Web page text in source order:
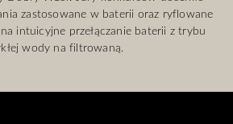
zastosowane w baterii oraz ryflowane
intuicyjne przełączanie baterii z trybu
wody na filtrowaną.